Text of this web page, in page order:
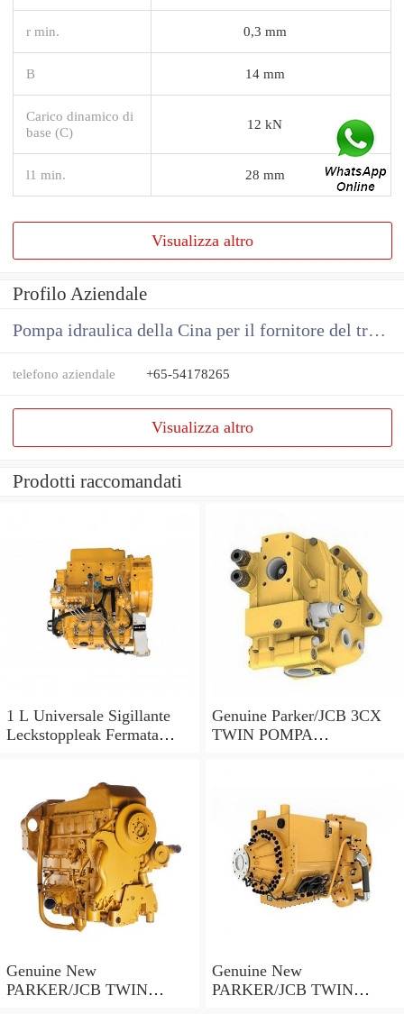
r min. 0,3 mm
B 14 mm
Carico dinamico di
base (C)
12 kN
l1 min. 28 mm
Visualizza altro
Profilo Aziendale
Pompa idraulica della Cina per il fornitore del trattore
telefono aziendale +65-54178265
Visualizza altro
Prodotti raccomandati
1 L Universale Sigillante
Leckstoppleak Fermata
Genuine Parker/JCB 3CX
TWIN POMPA
Genuine New
PARKER/JCB TWIN
Genuine New
PARKER/JCB TWIN